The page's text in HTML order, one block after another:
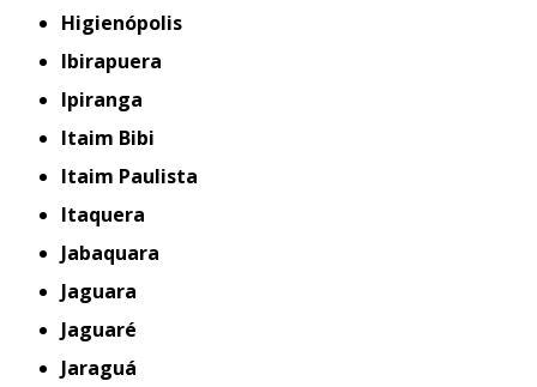
Higienópolis
Ibirapuera
Ipiranga
Itaim Bibi
Itaim Paulista
Itaquera
Jabaquara
Jaguara
Jaguaré
Jaraguá